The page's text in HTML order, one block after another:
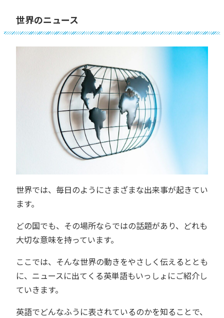
世界のニュース
世界では、毎日のようにさまざまな出来事が起きてい
ます。
どの国でも、その場所ならではの話題があり、どれも
大切な意味を持っています。
ここでは、そんな世界の動きをやさしく伝えるととも
に、ニュースに出てくる英単語もいっしょにご紹介し
ていきます。
英語でどんなふうに表されているのかを知ることで、